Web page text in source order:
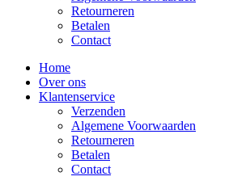
Retourneren
Betalen
Contact
Home
Over ons
Klantenservice
Verzenden
Algemene Voorwaarden
Retourneren
Betalen
Contact